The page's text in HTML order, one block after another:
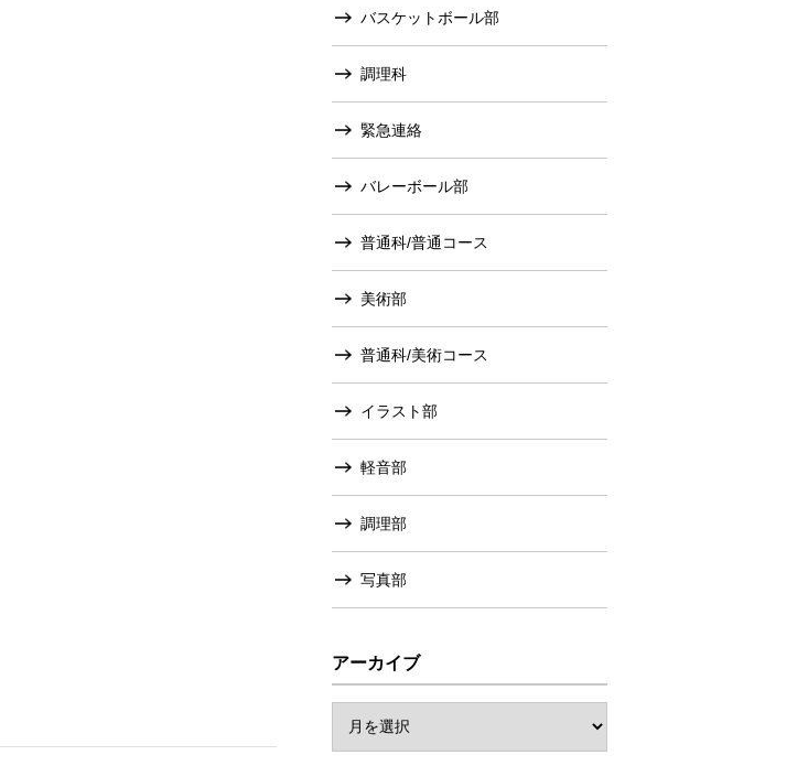
バスケットボール部
調理科
緊急連絡
バレーボール部
普通科/普通コース
美術部
普通科/美術コース
イラスト部
軽音部
調理部
写真部
アーカイブ